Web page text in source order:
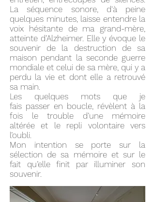
La séquence sonore, d'à peine
quelques minutes, laisse entendre la
voix hésitante de ma grand-mère,
atteinte d’Alzheimer. Elle y évoque le
souvenir de la destruction de sa
maison pendant la seconde guerre
mondiale et celui de sa mère, qui y a
perdu la vie et dont elle a retrouvé
sa main.
Les quelques mots que je
fais passer en boucle, révèlent à la
fois le trouble d’une mémoire
altérée et le repli volontaire vers
l’oubli.
Mon intention se porte sur la
sélection de sa mémoire et sur le
fait qu’elle finit par illuminer son
souvenir.